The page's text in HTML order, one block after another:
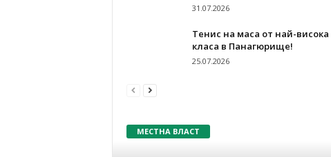
31.07.2026
Тенис на маса от най-висока
класа в Панагюрище!
25.07.2026
МЕСТНА ВЛАСТ